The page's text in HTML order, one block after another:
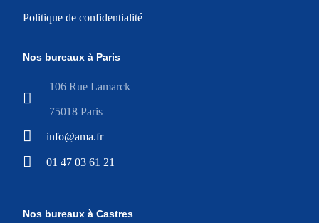
Politique de confidentialité
Nos bureaux à Paris
106 Rue Lamarck
75018 Paris
info@ama.fr
01 47 03 61 21
Nos bureaux à Castres